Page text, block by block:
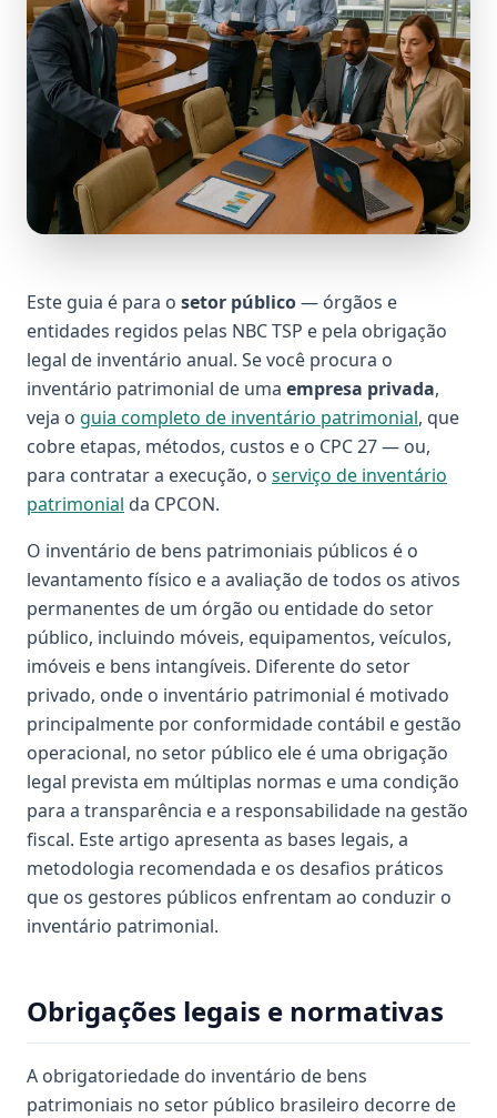
Este guia é para o setor público— órgãos e
entidades regidos pelas NBC TSP e pela obrigação
legal de inventário anual. Se você procura o
inventário patrimonial de uma empresa privada,
veja o guia completo de inventário patrimonial, que
cobre etapas, métodos, custos e o CPC 27 — ou,
para contratar a execução, o serviço de inventário
patrimonial da CPCON.
O inventário de bens patrimoniais públicos é o
levantamento físico e a avaliação de todos os ativos
permanentes de um órgão ou entidade do setor
público, incluindo móveis, equipamentos, veículos,
imóveis e bens intangíveis. Diferente do setor
privado, onde o inventário patrimonial é motivado
principalmente por conformidade contábil e gestão
operacional, no setor público ele é uma obrigação
legal prevista em múltiplas normas e uma condição
para a transparência e a responsabilidade na gestão
fiscal. Este artigo apresenta as bases legais, a
metodologia recomendada e os desafios práticos
que os gestores públicos enfrentam ao conduzir o
inventário patrimonial.
Obrigações legais e normativas
A obrigatoriedade do inventário de bens
patrimoniais no setor público brasileiro decorre de